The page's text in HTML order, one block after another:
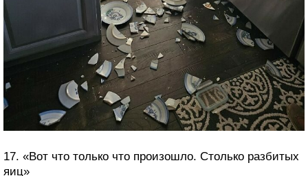
17. «Вот что только что произошло. Столько разбитых
яиц»